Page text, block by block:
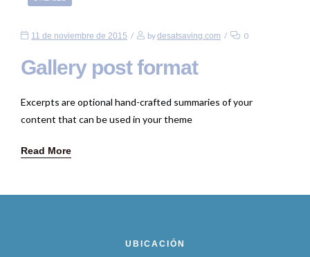
11 de noviembre de 2015 bydesatsaving.com 0
Gallery post format
Excerpts are optional hand-crafted summaries of your
content that can be used in your theme
Read More
UBICACIÓN